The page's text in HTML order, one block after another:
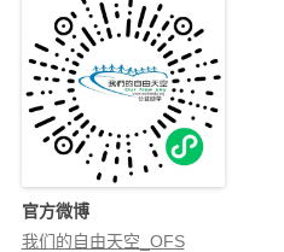
官方微博
我们的自由天空_OFS